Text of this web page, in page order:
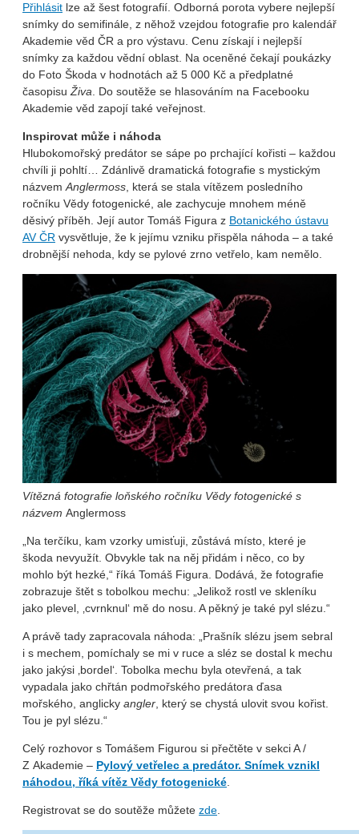
Přihlásit lze až šest fotografií. Odborná porota vybere nejlepší
snímky do semifinále, z něhož vzejdou fotografie pro kalendář
Akademie věd ČR a pro výstavu. Cenu získají i nejlepší
snímky za každou vědní oblast. Na oceněné čekají poukázky
do Foto Škoda v hodnotách až 5 000 Kč a předplatné
časopisuŽiva. Do soutěže se hlasováním na Facebooku
Akademie věd zapojí také veřejnost.
Inspirovat může i náhoda
Hlubokomořský predátor se sápe po prchající kořisti – každou
chvíli ji pohltí… Zdánlivě dramatická fotografie s mystickým
názvemAnglermoss, která se stala vítězem posledního
ročníku Vědy fotogenické, ale zachycuje mnohem méně
děsivý příběh. Její autor Tomáš Figura z Botanického ústavu
AV ČR vysvětluje, že k jejímu vzniku přispěla náhoda – a také
drobnější nehoda, kdy se pylové zrno vetřelo, kam nemělo.
Vítězná fotografie loňského ročníku Vědy fotogenické s
názvem Anglermoss
„Na terčíku, kam vzorky umisťuji, zůstává místo, které je
škoda nevyužít. Obvykle tak na něj přidám i něco, co by
mohlo být hezké,“ říká Tomáš Figura. Dodává, že fotografie
zobrazuje štět s tobolkou mechu: „Jelikož rostl ve skleníku
jako plevel, ‚cvrnknul‘ mě do nosu. A pěkný je také pyl slézu.“
A právě tady zapracovala náhoda: „Prašník slézu jsem sebral
i s mechem, pomíchaly se mi v ruce a sléz se dostal k mechu
jako jakýsi ‚bordel‘. Tobolka mechu byla otevřená, a tak
vypadala jako chřtán podmořského predátora ďasa
mořského, anglicky angler , který se chystá ulovit svou kořist.
Tou je pyl slézu.“
Celý rozhovor s Tomášem Figurou si přečtěte v sekci A /
Z Akademie – Pylový vetřelec a predátor. Snímek vznikl
náhodou, říká vítěz Vědy fotogenické
Registrovat se do soutěže můžete zde